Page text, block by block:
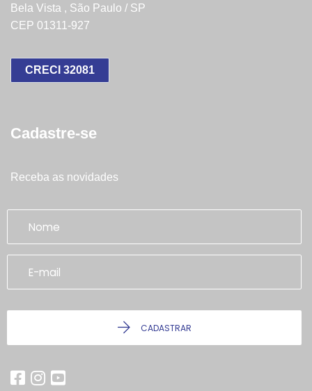
Bela Vista , São Paulo / SP
CEP 01311-927
CRECI 32081
Cadastre-se
Receba as novidades
CADASTRAR